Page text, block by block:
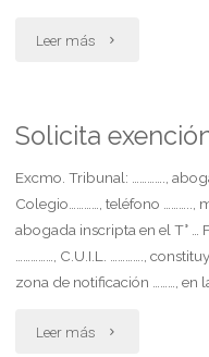
Leer más "Demanda
itinere
Solicita
Excmo. Tribunal: ………….,
Colegio…………, teléfono ………..,
abogada inscripta en el T° …
……………, C.U.I.L. ………….,
zona de notificación ………, en
Leer más "Solicita